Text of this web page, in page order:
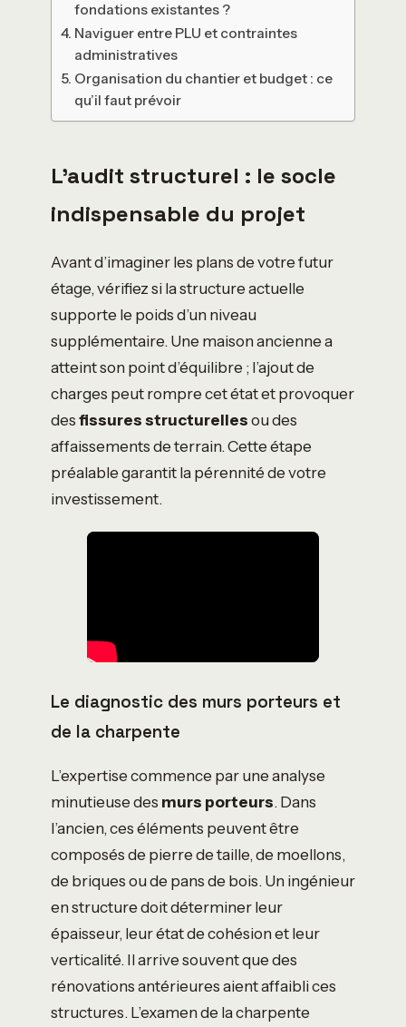
fondations existantes ?
Naviguer entre PLU et contraintes
administratives
Organisation du chantier et budget : ce
qu’il faut prévoir
L’audit structurel : le socle
indispensable du projet
Avant d’imaginer les plans de votre futur
étage, vérifiez si la structure actuelle
supporte le poids d’un niveau
supplémentaire. Une maison ancienne a
atteint son point d’équilibre ; l’ajout de
charges peut rompre cet état et provoquer
desfissures structurellesou des
affaissements de terrain. Cette étape
préalable garantit la pérennité de votre
investissement.
Le diagnostic des murs porteurs et
de la charpente
L’expertise commence par une analyse
minutieuse des murs porteurs. Dans
l’ancien, ces éléments peuvent être
composés de pierre de taille, de moellons,
de briques ou de pans de bois. Un ingénieur
en structure doit déterminer leur
épaisseur, leur état de cohésion et leur
verticalité. Il arrive souvent que des
rénovations antérieures aient affaibli ces
structures. L’examen de la charpente